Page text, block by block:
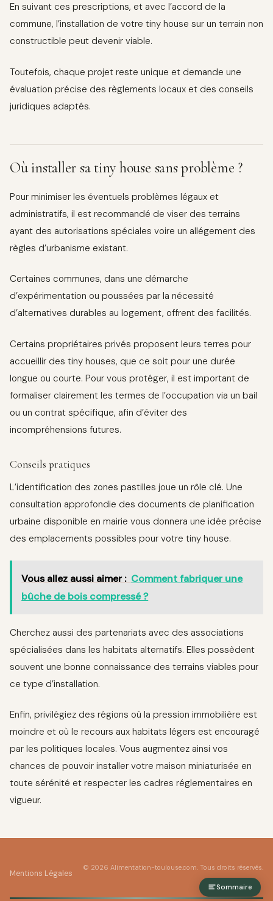
En suivant ces prescriptions, et avec l’accord de la
commune, l’installation de votre tiny house sur un terrain non
constructible peut devenir viable.
Toutefois, chaque projet reste unique et demande une
évaluation précise des règlements locaux et des conseils
juridiques adaptés.
Où installer sa tiny house sans problème ?
Pour minimiser les éventuels problèmes légaux et
administratifs, il est recommandé de viser des terrains
ayant des autorisations spéciales voire un allégement des
règles d’urbanisme existant.
Certaines communes, dans une démarche
d’expérimentation ou poussées par la nécessité
d’alternatives durables au logement, offrent des facilités.
Certains propriétaires privés proposent leurs terres pour
accueillir des tiny houses, que ce soit pour une durée
longue ou courte. Pour vous protéger, il est important de
formaliser clairement les termes de l’occupation via un bail
ou un contrat spécifique, afin d’éviter des
incompréhensions futures.
Conseils pratiques
L’identification des zones pastilles joue un rôle clé. Une
consultation approfondie des documents de planification
urbaine disponible en mairie vous donnera une idée précise
des emplacements possibles pour votre tiny house.
Vous allez aussi aimer : Comment fabriquer une
bûche de bois compressé ?
Cherchez aussi des partenariats avec des associations
spécialisées dans les habitats alternatifs. Elles possèdent
souvent une bonne connaissance des terrains viables pour
ce type d’installation.
Enfin, privilégiez des régions où la pression immobilière est
moindre et où le recours aux habitats légers est encouragé
par les politiques locales. Vous augmentez ainsi vos
chances de pouvoir installer votre maison miniaturisée en
toute sérénité et respecter les cadres réglementaires en
vigueur.
Sommaire
Mentions Légales
© 2026 Alimentation-toulouse.com. Tous droits réservés.